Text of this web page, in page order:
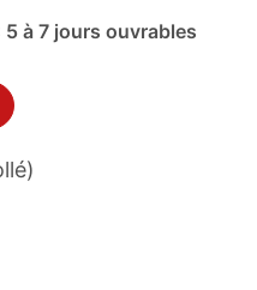
à 7 jours ouvrables